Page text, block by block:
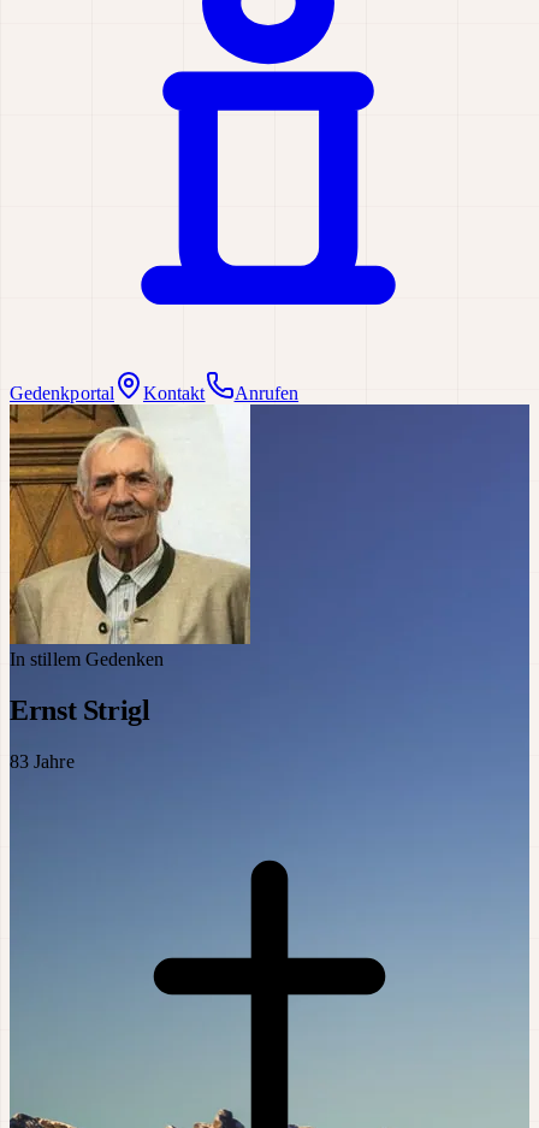
Gedenkportal Kontakt Anrufen
In stillem Gedenken
Ernst Strigl
83 Jahre